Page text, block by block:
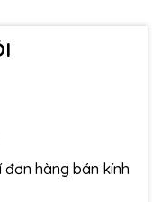
đơn hàng bán kính